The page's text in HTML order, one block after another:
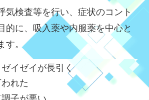
気検査等を行い、症状のコント
的に、吸入薬や内服薬を中心と
す。
イゼイが長引く
れた